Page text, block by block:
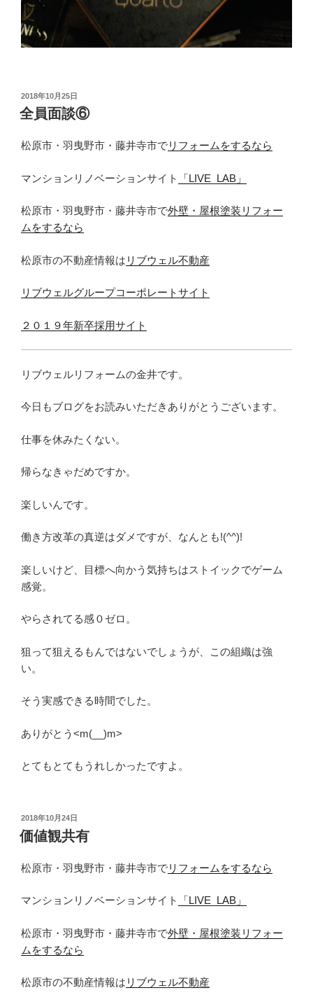
投
稿
日:
2018年10月25日
全員面談⑥
松原市・羽曳野市・藤井寺市でリフォームをするなら
マンションリノベーションサイト 「LIVE_LAB」
松原市・羽曳野市・藤井寺市で外壁・屋根塗装リフォー
ムをするなら
松原市の不動産情報は リブウェル不動産
リブウェルグループコーポレートサイト
２０１９年新卒採用サイト
リブウェルリフォームの金井です。
今日もブログをお読みいただきありがとうございます。
仕事を休みたくない。
帰らなきゃだめですか。
楽しいんです。
働き方改革の真逆はダメですが、なんとも!(^^)!
楽しいけど、目標へ向かう気持ちはストイックでゲーム
感覚。
やらされてる感０ゼロ。
狙って狙えるもんではないでしょうが、この組織は強
い。
そう実感できる時間でした。
ありがとう<m(__)m>
とてもとてもうれしかったですよ。
投
稿
日:
2018年10月24日
価値観共有
松原市・羽曳野市・藤井寺市でリフォームをするなら
マンションリノベーションサイト 「LIVE_LAB」
松原市・羽曳野市・藤井寺市で外壁・屋根塗装リフォー
ムをするなら
松原市の不動産情報は リブウェル不動産